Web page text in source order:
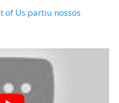
of Us partiu nossos